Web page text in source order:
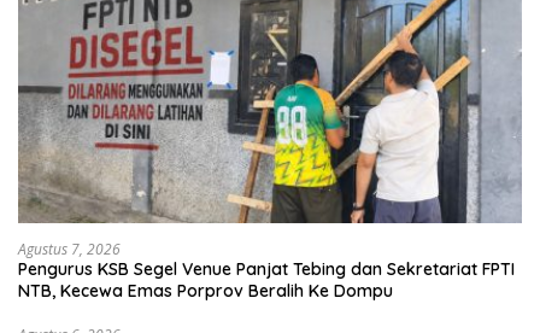
Agustus 7, 2026
Pengurus KSB Segel Venue Panjat Tebing dan Sekretariat FPTI
NTB, Kecewa Emas Porprov Beralih Ke Dompu